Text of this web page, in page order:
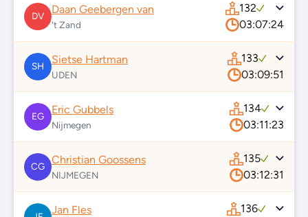
DV
Daan Geebergen van
't Zand
132
03:07:24
SH
Sietse Hartman
UDEN
133
03:09:51
EG
Eric Gubbels
Nijmegen
134
03:11:23
CG
Christian Goossens
NIJMEGEN
135
03:12:31
Jan Fles 136